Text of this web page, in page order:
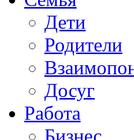
Дети
Родители
Досуг
Работа
Бизнес